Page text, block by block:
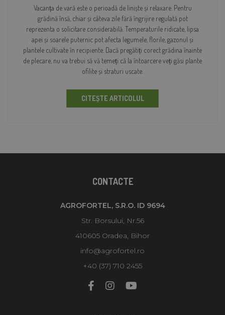
Vacanța de vară este o perioadă de liniște și relaxare. Pentru
grădină însă, chiar și câteva zile fără îngrijire regulată pot
reprezenta o solicitare considerabilă. Temperaturile ridicate, lipsa
apei și soarele puternic pot afecta legumele, florile, gazonul și
plantele cultivate în recipiente. Dacă pregătiți corect grădina înainte
de plecare, nu va trebui să vă temeți că la întoarcere veți găsi plante
ofilite și straturi uscate.
CITEȘTE ARTICOLUL
CONTACTE
AGROFORTEL, S.R.O. ID 9694
Str. Borsului, Nr.56
410605 Oradea, Bihor
info@agrofortel.ro
+40 (37) 710 2455